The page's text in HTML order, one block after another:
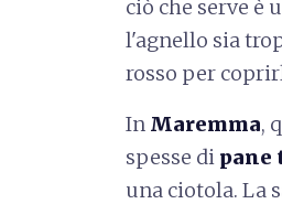
ciò che serve è
l'agnello sia
rosso per
In Maremma,
spesse di pane
una ciotola. La